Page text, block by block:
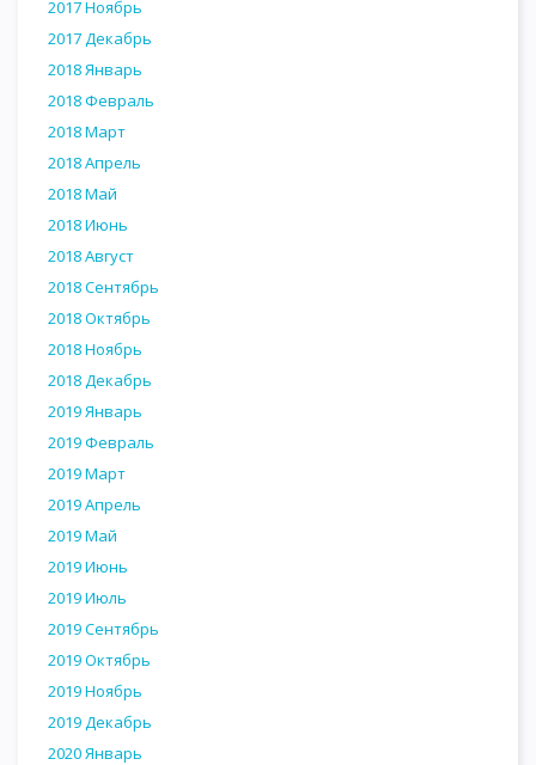
2017 Ноябрь
2017 Декабрь
2018 Январь
2018 Февраль
2018 Март
2018 Апрель
2018 Май
2018 Июнь
2018 Август
2018 Сентябрь
2018 Октябрь
2018 Ноябрь
2018 Декабрь
2019 Январь
2019 Февраль
2019 Март
2019 Апрель
2019 Май
2019 Июнь
2019 Июль
2019 Сентябрь
2019 Октябрь
2019 Ноябрь
2019 Декабрь
2020 Январь